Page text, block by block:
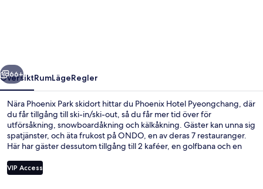
Nästa
66+
ÖversiktRumLägeRegler
Nära Phoenix Park skidort hittar du Phoenix Hotel Pyeongchang, där
du får tillgång till ski-in/ski-out, så du får mer tid över för
utförsåkning, snowboardåkning och kälkåkning. Gäster kan unna sig
spatjänster, och äta frukost på ONDO, en av deras 7 restauranger.
Här har gäster dessutom tillgång till 2 kaféer, en golfbana och en
skidbackar, såväl som skidpass, skidförvaring och uthyrning av
skidutrustning.
VIP Access